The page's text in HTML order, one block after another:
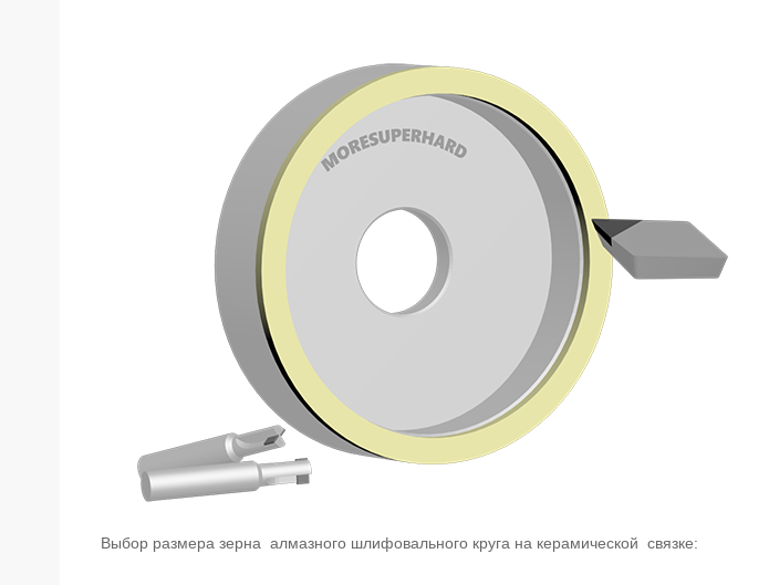
Выбор размера зерна алмазного шлифовального круга на керамической связке: